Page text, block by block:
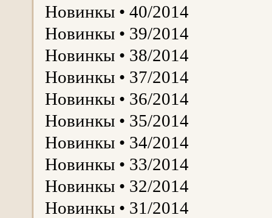
Новинкы • 40/2014
Новинкы • 39/2014
Новинкы • 38/2014
Новинкы • 37/2014
Новинкы • 36/2014
Новинкы • 35/2014
Новинкы • 34/2014
Новинкы • 33/2014
Новинкы • 32/2014
Новинкы • 31/2014